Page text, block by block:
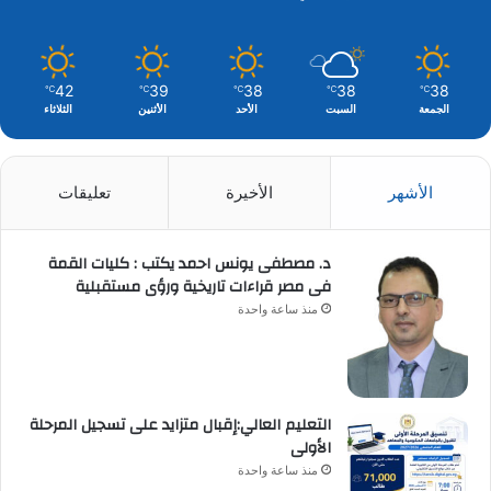
38
℃
الجمعة
38
℃
السبت
38
℃
الأحد
39
℃
الأثنين
42
℃
الثلاثاء
الأشهر الأخيرة تعليقات
د. مصطفى يونس احمد يكتب : كليات القمة
فى مصر قراءات تاريخية ورؤى مستقبلية
منذ ساعة واحدة
التعليم العالي:إقبال متزايد على تسجيل المرحلة
الأولى
منذ ساعة واحدة